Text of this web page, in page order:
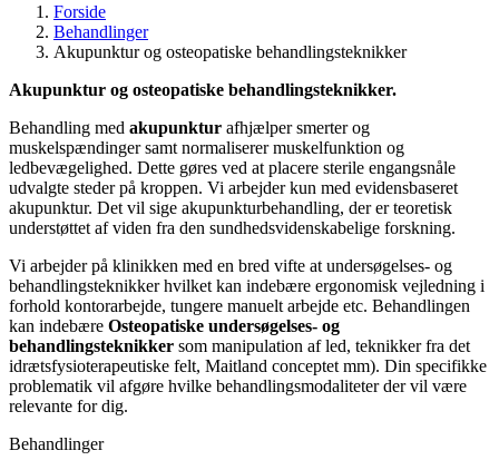
Forside
Behandlinger
Akupunktur og osteopatiske behandlingsteknikker
Akupunktur og osteopatiske behandlingsteknikker.
Behandling med akupunktur afhjælper smerter og
muskelspændinger samt normaliserer muskelfunktion og
ledbevægelighed. Dette gøres ved at placere sterile engangsnåle
udvalgte steder på kroppen. Vi arbejder kun med evidensbaseret
akupunktur. Det vil sige akupunkturbehandling, der er teoretisk
understøttet af viden fra den sundhedsvidenskabelige forskning.
Vi arbejder på klinikken med en bred vifte at undersøgelses- og
behandlingsteknikker hvilket kan indebære ergonomisk vejledning i
forhold kontorarbejde, tungere manuelt arbejde etc. Behandlingen
kan indebære Osteopatiske undersøgelses- og
behandlingsteknikker som manipulation af led, teknikker fra det
idrætsfysioterapeutiske felt, Maitland conceptet mm). Din specifikke
problematik vil afgøre hvilke behandlingsmodaliteter der vil være
relevante for dig.
Behandlinger